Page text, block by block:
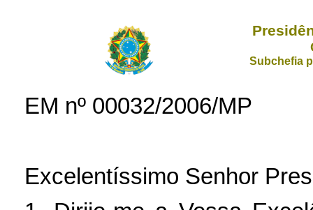
Subchefia
EM nº 00032/2006/MP
Excelentíssimo Senhor